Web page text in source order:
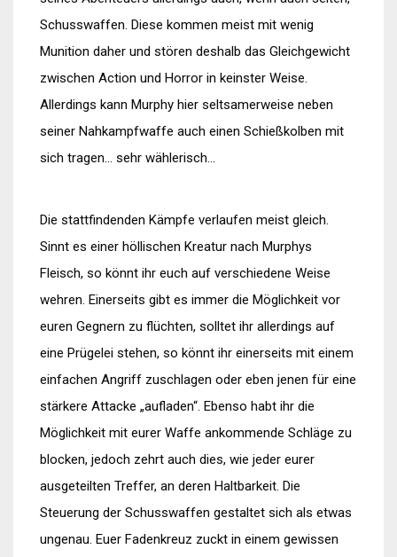
Schusswaffen. Diese kommen meist mit wenig
Munition daher und stören deshalb das Gleichgewicht
zwischen Action und Horror in keinster Weise.
Allerdings kann Murphy hier seltsamerweise neben
seiner Nahkampfwaffe auch einen Schießkolben mit
sich tragen… sehr wählerisch…
Die stattfindenden Kämpfe verlaufen meist gleich.
Sinnt es einer höllischen Kreatur nach Murphys
Fleisch, so könnt ihr euch auf verschiedene Weise
wehren. Einerseits gibt es immer die Möglichkeit vor
euren Gegnern zu flüchten, solltet ihr allerdings auf
eine Prügelei stehen, so könnt ihr einerseits mit einem
einfachen Angriff zuschlagen oder eben jenen für eine
stärkere Attacke „aufladen“. Ebenso habt ihr die
Möglichkeit mit eurer Waffe ankommende Schläge zu
blocken, jedoch zehrt auch dies, wie jeder eurer
ausgeteilten Treffer, an deren Haltbarkeit. Die
Steuerung der Schusswaffen gestaltet sich als etwas
ungenau. Euer Fadenkreuz zuckt in einem gewissen